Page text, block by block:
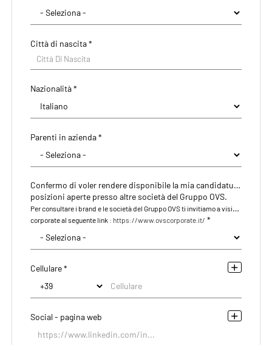
CAP/NAP di residenza
Città di residenza
Città Di Residenza
Indirizzo di residenza
Città di nascita *
Città Di Nascita
Nazionalità *
Parenti in azienda *
Confermo di voler rendere disponibile la mia candidatura anche per le eventuali
posizioni aperte presso altre società del Gruppo OVS.
Per consultare i brand e le società del Gruppo OVS ti invitiamo a visitare il nostro sito
corporate al seguente link : https://www.ovscorporate.it/ *
Cellulare *
Social - pagina web